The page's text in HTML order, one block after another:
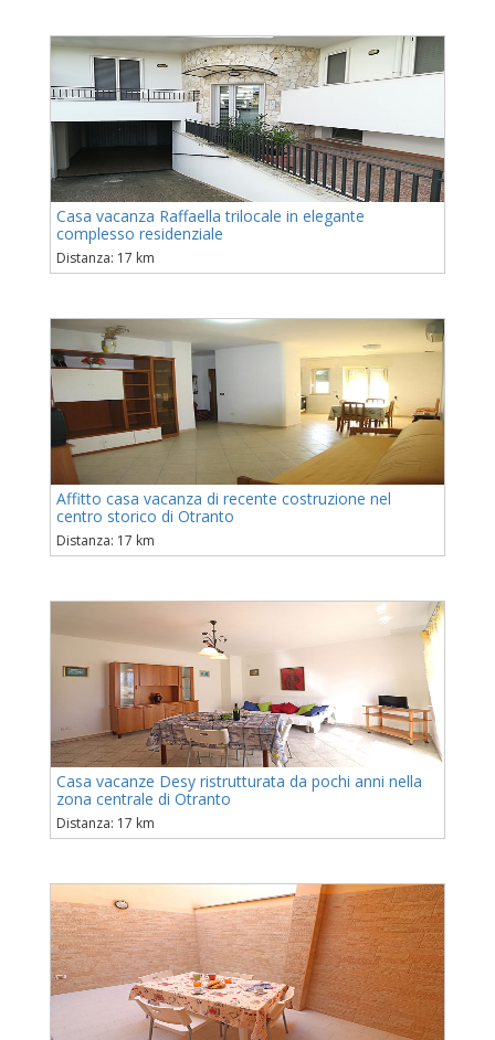
Casa vacanza Raffaella trilocale in elegante
complesso residenziale
Distanza: 17 km
Affitto casa vacanza di recente costruzione nel
centro storico di Otranto
Distanza: 17 km
Casa vacanze Desy ristrutturata da pochi anni nella
zona centrale di Otranto
Distanza: 17 km